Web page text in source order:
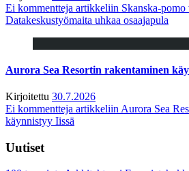
Ei kommentteja artikkeliin Skanska-pomo
Datakeskustyömaita uhkaa osaajapula
Aurora Sea Resortin rakentaminen
Kirjoitettu 30.7.2026
Ei kommentteja artikkeliin Aurora Sea
käynnistyy Iissä
Uutiset